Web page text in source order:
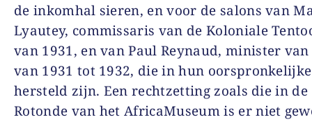
de inkomhal sieren, en voor de salons van
Lyautey, commissaris van de Koloniale
van 1931, en van Paul Reynaud, minister
van 1931 tot 1932, die in hun
hersteld zijn. Een rechtzetting zoals die in de
Rotonde van het AfricaMuseum is er niet